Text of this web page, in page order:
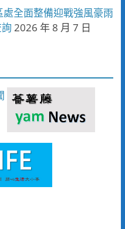
全面整備迎戰強風豪雨
2026 年 8 月 7 日